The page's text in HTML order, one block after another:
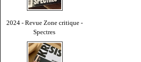
2024 - Revue Zone critique -
Spectres